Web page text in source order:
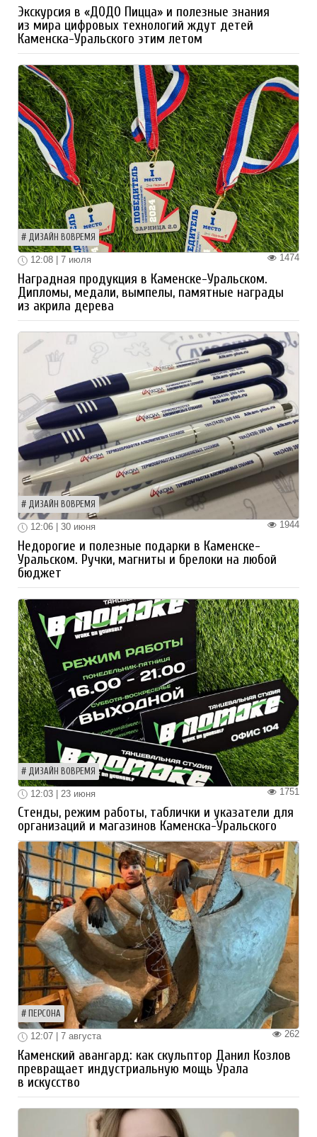
Экскурсия в «ДОДО Пицца» и полезные знания
из мира цифровых технологий ждут детей
Каменска-Уральского этим летом
ДИЗАЙН ВОВРЕМЯ
1474
12:08 | 7 июля
Наградная продукция в Каменске-Уральском.
Дипломы, медали, вымпелы, памятные награды
из акрила дерева
ДИЗАЙН ВОВРЕМЯ
1944
12:06 | 30 июня
Недорогие и полезные подарки в Каменске-
Уральском. Ручки, магниты и брелоки на любой
бюджет
ДИЗАЙН ВОВРЕМЯ
1751
12:03 | 23 июня
Стенды, режим работы, таблички и указатели для
организаций и магазинов Каменска-Уральского
ПЕРСОНА
262
12:07 | 7 августа
Каменский авангард: как скульптор Данил Козлов
превращает индустриальную мощь Урала
в искусство